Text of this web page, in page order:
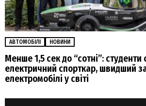
АВТОМОБІЛІ НОВИНИ
Менше 1,5 сек до “сотні”: студенти
електричний спорткар, швидший
електромобілі у світі